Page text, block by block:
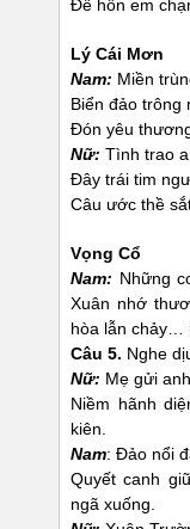
Để hồn em
Lý Cái Mơn
Nam: Miền
Biển đảo trông
Đón yêu
Nữ: Tình trao
Đây trái tim
Câu ước thề
Vọng Cổ
Nam: Những
Xuân nhớ
hòa lẫn chảy…
Câu 5. Nghe
Nữ: Mẹ gửi
Niềm hãnh
kiên.
Nam: Đảo nổi
Quyết canh
ngã xuống.